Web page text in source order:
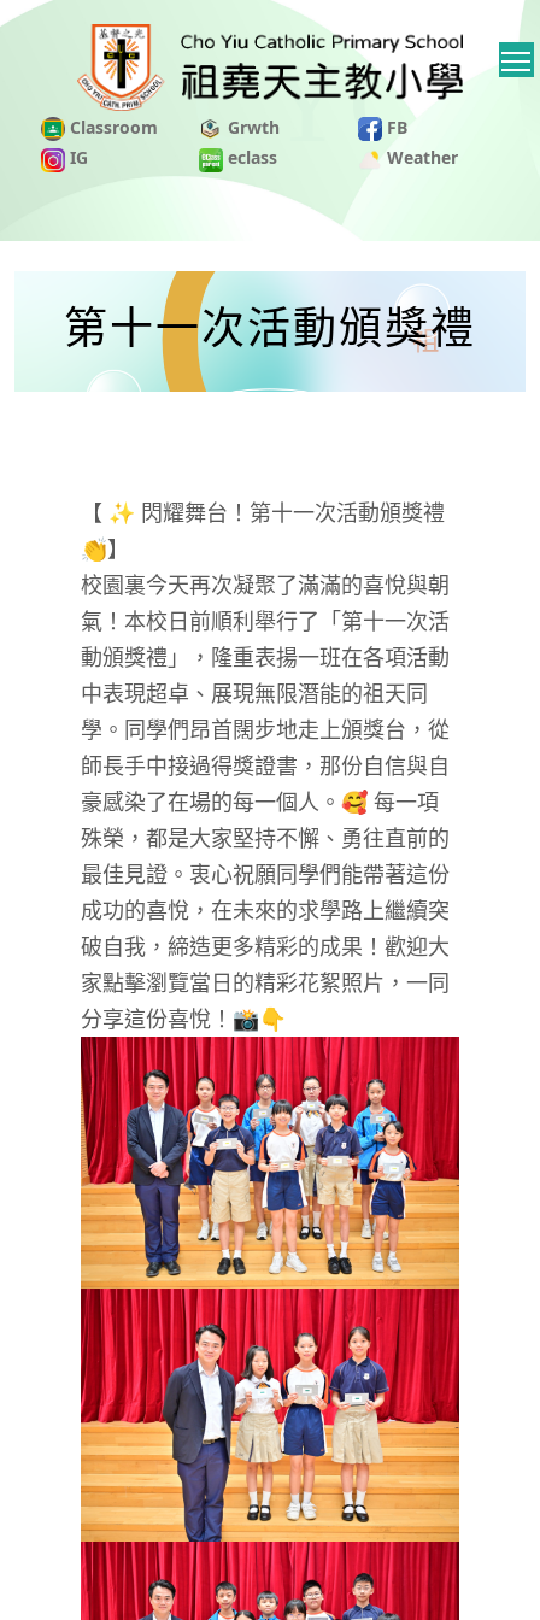
Classroom Grwth
FB
IG
eclass Weather
第十一次活動頒獎禮
【 ✨ 閃耀舞台！第十一次活動頒獎禮
👏】
校園裏今天再次凝聚了滿滿的喜悅與朝
氣！本校日前順利舉行了「第十一次活
動頒獎禮」，隆重表揚一班在各項活動
中表現超卓、展現無限潛能的祖天同
學。同學們昂首闊步地走上頒獎台，從
師長手中接過得獎證書，那份自信與自
豪感染了在場的每一個人。🥰 每一項
殊榮，都是大家堅持不懈、勇往直前的
最佳見證。衷心祝願同學們能帶著這份
成功的喜悅，在未來的求學路上繼續突
破自我，締造更多精彩的成果！歡迎大
家點擊瀏覽當日的精彩花絮照片，一同
分享這份喜悅！📸👇